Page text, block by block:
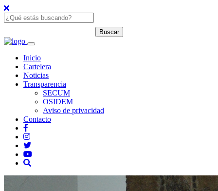
Inicio
Cartelera
Noticias
Transparencia
SECUM
OSIDEM
Aviso de privacidad
Contacto